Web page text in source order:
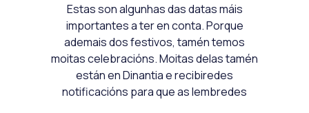
Estas son algunhas das datas máis
importantes a ter en conta. Porque
ademais dos festivos, tamén temos
moitas celebracións. Moitas delas tamén
están en Dinantia e recibiredes
notificacións para que as lembredes